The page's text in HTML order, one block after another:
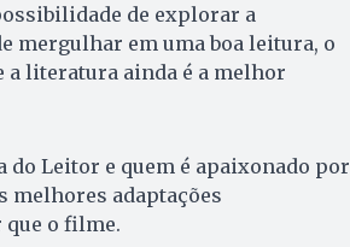
de explorar a
mergulhar em uma boa leitura, o
literatura ainda é a melhor
do Leitor e quem é apaixonado por
melhores adaptações
o filme.